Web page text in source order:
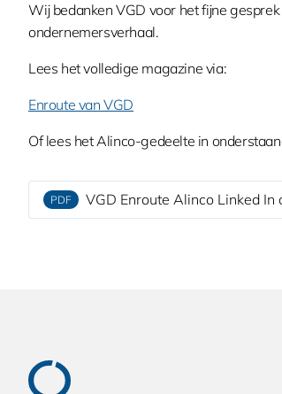
Wij bedanken VGD voor het fijne
ondernemersverhaal.
Lees het volledige magazine via:
Enroute van VGD
Of lees het Alinco-gedeelte in
PDF VGD Enroute Alinco Linked In